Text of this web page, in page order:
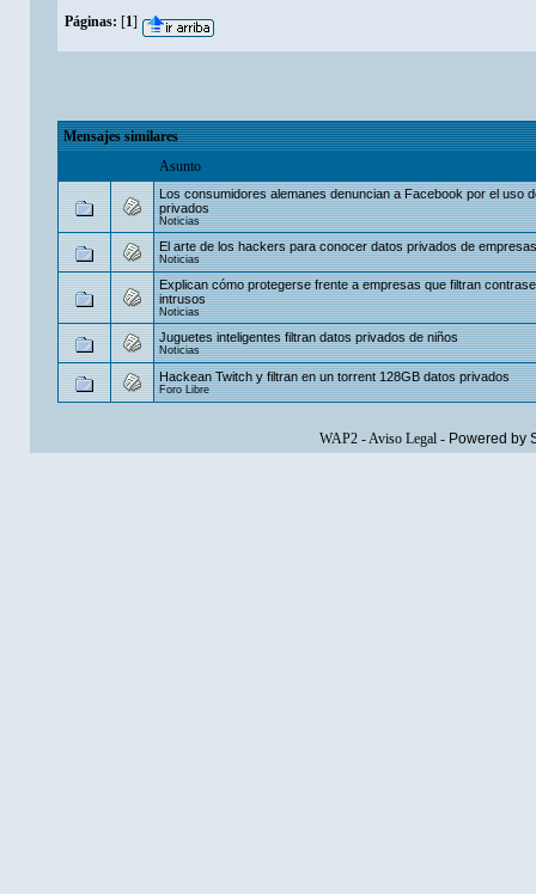
Páginas: [1]
Mensajes similares
Asunto
Los consumidores alemanes denuncian a Facebook por el uso
privados
Noticias
El arte de los hackers para conocer datos privados de empresas
Noticias
Explican cómo protegerse frente a empresas que filtran
intrusos
Noticias
Juguetes inteligentes filtran datos privados de niños
Noticias
Hackean Twitch y filtran en un torrent 128GB datos privados
Foro Libre
WAP2-Aviso Legal- Powered by